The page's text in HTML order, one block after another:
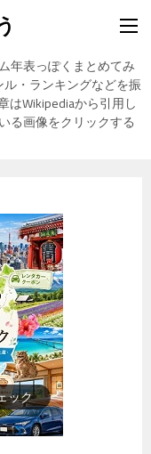
年表っぽくまとめてみ
・ランキングなどを振
はWikipediaから引用し
る画像をクリックする
強